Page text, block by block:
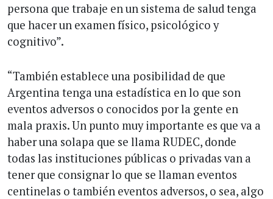
persona que trabaje en un sistema de salud tenga
que hacer un examen físico, psicológico y
cognitivo”.
“También establece una posibilidad de que
Argentina tenga una estadística en lo que son
eventos adversos o conocidos por la gente en
mala praxis. Un punto muy importante es que va a
haber una solapa que se llama RUDEC, donde
todas las instituciones públicas o privadas van a
tener que consignar lo que se llaman eventos
centinelas o también eventos adversos, o sea, algo